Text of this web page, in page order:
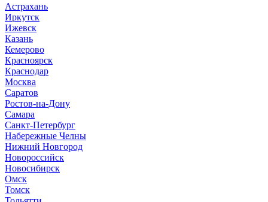
Астрахань
Иркутск
Ижевск
Казань
Кемерово
Красноярск
Краснодар
Москва
Саратов
Ростов-на-Дону
Самара
Санкт-Петербург
Набережные Челны
Нижний Новгород
Новороссийск
Новосибирск
Омск
Томск